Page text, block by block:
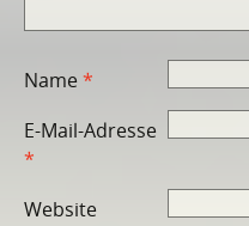
Name*
E-Mail-Adresse
*
Website